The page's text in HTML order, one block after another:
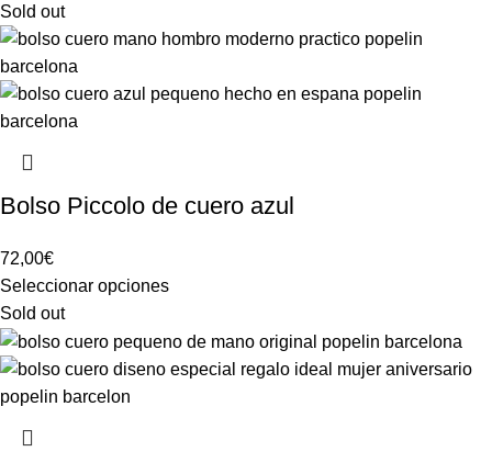
Sold out
Bolso Piccolo de cuero azul
72,00€
Seleccionar opciones
Sold out